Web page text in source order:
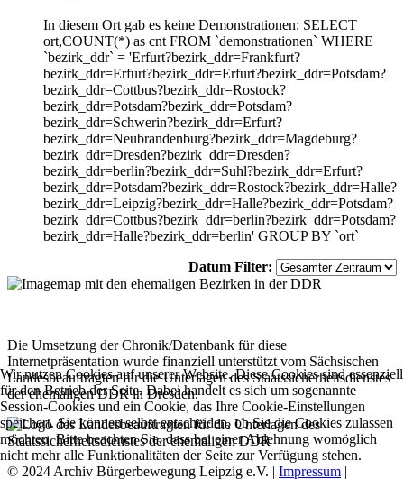
In diesem Ort gab es keine Demonstrationen: SELECT
ort,COUNT(*) as cnt FROM `demonstrationen` WHERE
`bezirk_ddr` = 'Erfurt?bezirk_ddr=Frankfurt?
bezirk_ddr=Erfurt?bezirk_ddr=Erfurt?bezirk_ddr=Potsdam?
bezirk_ddr=Cottbus?bezirk_ddr=Rostock?
bezirk_ddr=Potsdam?bezirk_ddr=Potsdam?
bezirk_ddr=Schwerin?bezirk_ddr=Erfurt?
bezirk_ddr=Neubrandenburg?bezirk_ddr=Magdeburg?
bezirk_ddr=Dresden?bezirk_ddr=Dresden?
bezirk_ddr=berlin?bezirk_ddr=Suhl?bezirk_ddr=Erfurt?
bezirk_ddr=Potsdam?bezirk_ddr=Rostock?bezirk_ddr=Halle?
bezirk_ddr=Leipzig?bezirk_ddr=Halle?bezirk_ddr=Potsdam?
bezirk_ddr=Cottbus?bezirk_ddr=berlin?bezirk_ddr=Potsdam?
bezirk_ddr=Halle?bezirk_ddr=berlin' GROUP BY `ort`
Datum Filter:
Die Umsetzung der Chronik/Datenbank für diese
Internetpräsentation wurde finanziell unterstützt vom Sächsischen
Landesbeauftragten für die Unterlagen des Staatssicherheitsdienstes
der ehemaligen DDR in Dresden.
© 2024 Archiv Bürgerbewegung Leipzig e.V. | Impressum |
Wir nutzen Cookies auf unserer Website. Diese Cookies sind essenziell
für den Betrieb der Seite. Dabei handelt es sich um sogenannte
Session-Cookies und ein Cookie, das Ihre Cookie-Einstellungen
speichert. Sie können selbst entscheiden, ob Sie die Cookies zulassen
möchten. Bitte beachten Sie, dass bei einer Ablehnung womöglich
nicht mehr alle Funktionalitäten der Seite zur Verfügung stehen.